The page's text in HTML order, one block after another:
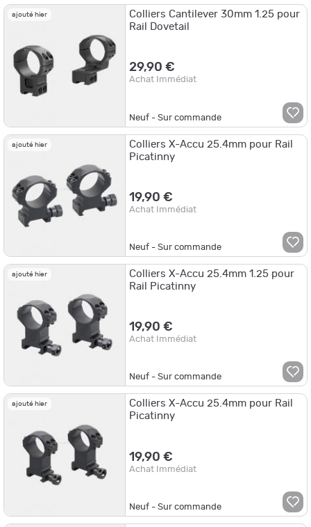
ajouté hier
Colliers Cantilever 30mm 1.25 pour
Rail Dovetail
29,90 €
Achat Immédiat
Neuf - Sur commande
ajouté hier
Colliers X-Accu 25.4mm pour Rail
Picatinny
19,90 €
Achat Immédiat
Neuf - Sur commande
ajouté hier
Colliers X-Accu 25.4mm 1.25 pour
Rail Picatinny
19,90 €
Achat Immédiat
Neuf - Sur commande
ajouté hier
Colliers X-Accu 25.4mm pour Rail
Picatinny
19,90 €
Achat Immédiat
Neuf - Sur commande